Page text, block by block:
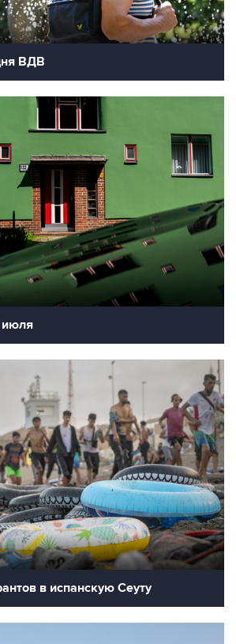
ВДВ
июля
в испанскую Сеуту